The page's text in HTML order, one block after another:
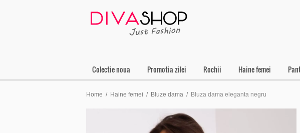
Colectie noua Promotia zilei Rochii Haine femei
Home / Haine femei / Bluze dama / Bluza dama eleganta negru